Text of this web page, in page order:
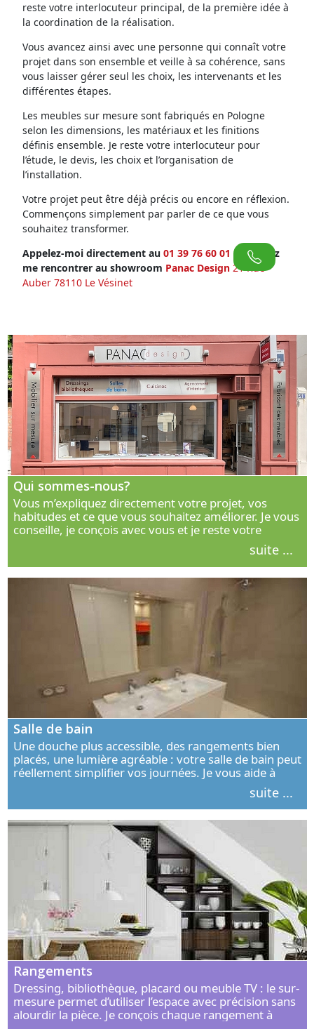
reste votre interlocuteur principal, de la première idée à
la coordination de la réalisation.
Vous avancez ainsi avec une personne qui connaît votre
projet dans son ensemble et veille à sa cohérence, sans
vous laisser gérer seul les choix, les intervenants et les
différentes étapes.
Les meubles sur mesure sont fabriqués en Pologne
selon les dimensions, les matériaux et les finitions
définis ensemble. Je reste votre interlocuteur pour
l’étude, le devis, les choix et l’organisation de
l’installation.
Votre projet peut être déjà précis ou encore en réflexion.
Commençons simplement par parler de ce que vous
souhaitez transformer.
Appelez-moi directement au 01 39 76 60 01 ou venez
me rencontrer au showroom Panac Design 21 Rue
Auber 78110 Le Vésinet
Qui sommes-nous?
Vous m’expliquez directement votre projet, vos
habitudes et ce que vous souhaitez améliorer. Je vous
conseille, je conçois avec vous et je reste votre
interlocuteur principal. Découvrez ma façon de vous
suite ...
Salle de bain
Une douche plus accessible, des rangements bien
placés, une lumière agréable : votre salle de bain peut
réellement simplifier vos journées. Je vous aide à
concevoir un espace élégant, confortable et adapté à
suite ...
Rangements
Dressing, bibliothèque, placard ou meuble TV : le sur-
mesure permet d’utiliser l’espace avec précision sans
alourdir la pièce. Je conçois chaque rangement à